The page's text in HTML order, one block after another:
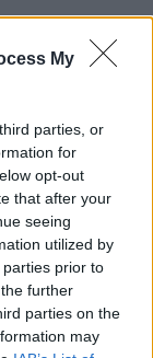
My
parties, or
for
opt-out
that after your
seeing
utilized by
prior to
further
parties on the
may
με νέες επενδύσεις